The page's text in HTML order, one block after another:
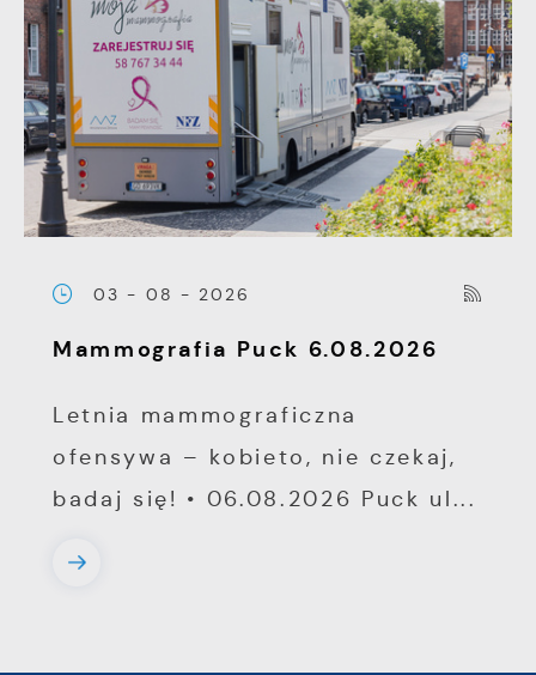
03 - 08 - 2026
Mammografia Puck 6.08.2026
Letnia mammograficzna
ofensywa – kobieto, nie czekaj,
badaj się! • 06.08.2026 Puck ul...